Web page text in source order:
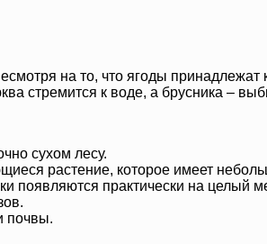
на то, что ягоды
стремится к воде, а брусника –
сухом лесу.
растение, которое имеет
появляются практически на целый
почвы.